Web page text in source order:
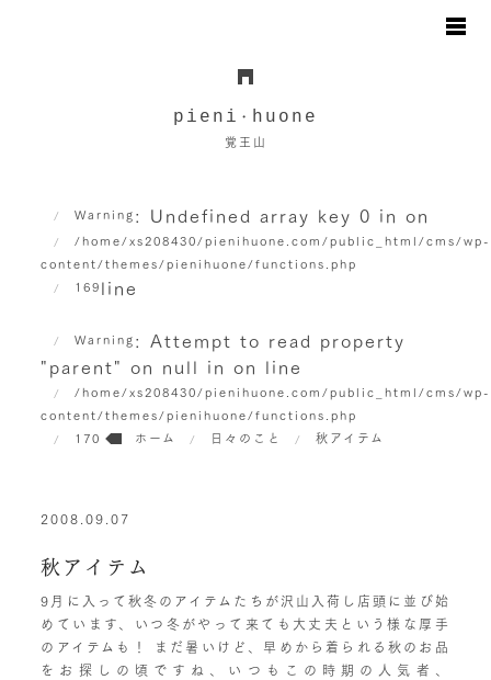
pieni ・huone
覚王山
Warning : Undefined array key 0 in
/home/xs208430/pienihuone.com/public_html/cms/wp-
content/themes/pienihuone/functions.php
on
line
169
Warning : Attempt to read property
"parent" on null in
/home/xs208430/pienihuone.com/public_html/cms/wp-
content/themes/pienihuone/functions.php
on line
170 ホーム 日々のこと 秋アイテム
2008.09.07
秋アイテム
9月に入って秋冬のアイテムたちが沢山入荷し店頭に並び始
めています、いつ冬がやって来ても大丈夫という様な厚手
のアイテムも！ まだ暑いけど、早めから着られる秋のお品
をお探しの頃ですね、いつもこの時期の人気者、